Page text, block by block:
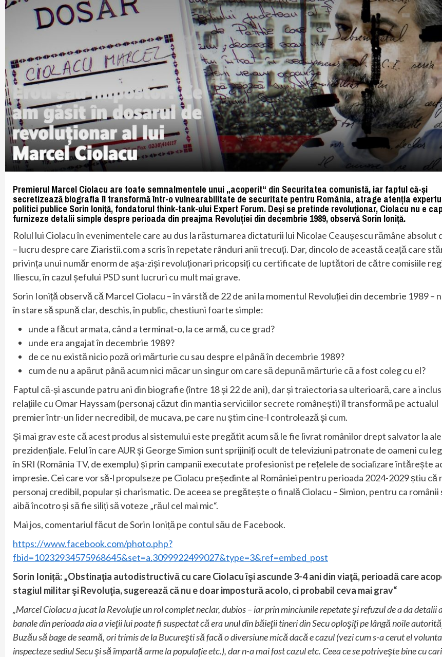
Premierul Marcel Ciolacu are toate semnalmentele unui „acoperit“ din Securitatea comunistă, iar faptul că-și
secretizează biografia îl transformă într-o vulnearabilitate de securitate pentru România, atrage atenția
politici publice Sorin Ioniță, fondatorul think-tank-ului Expert Forum. Deși se pretinde revoluționar, Ciolacu nu e
furnizeze detalii simple despre perioada din preajma Revoluției din decembrie 1989, observă Sorin Ioniță.
Rolul lui Ciolacu în evenimentele care au dus la răsturnarea dictaturii lui Nicolae Ceaușescu rămâne absolut
– lucru despre care Ziaristii.com a scris în repetate rânduri anii trecuți. Dar, dincolo de această ceață care
privința unui număr enorm de așa-ziși revoluționari pricopsiți cu certificate de luptători de către comisiile
Iliescu, în cazul șefului PSD sunt lucruri cu mult mai grave.
Sorin Ioniță observă că Marcel Ciolacu – în vârstă de 22 de ani la momentul Revoluției din decembrie 1989 –
în stare să spună clar, deschis, în public, chestiuni foarte simple:
unde a făcut armata, când a terminat-o, la ce armă, cu ce grad?
unde era angajat în decembrie 1989?
de ce nu există nicio poză ori mărturie cu sau despre el până în decembrie 1989?
cum de nu a apărut până acum nici măcar un singur om care să depună mărturie că a fost coleg cu el?
Faptul că-și ascunde patru ani din biografie (între 18 și 22 de ani), dar și traiectoria sa ulterioară, care a
relațiile cu Omar Hayssam (personaj căzut din mantia serviciilor secrete românești) îl transformă pe actualul
premier într-un lider necredibil, de mucava, pe care nu știm cine-l controlează și cum.
Și mai grav este că acest produs al sistemului este pregătit acum să le fie livrat românilor drept salvator la
prezidențiale. Felul în care AUR și George Simion sunt sprijiniți ocult de televiziuni patronate de oameni cu
în SRI (România TV, de exemplu) și prin campanii executate profesionist pe rețelele de socializare întărește
impresie. Cei care vor să-l propulseze pe Ciolacu președinte al României pentru perioada 2024-2029 știu că
personaj credibil, popular și charismatic. De aceea se pregătește o finală Ciolacu – Simion, pentru ca românii
aibă încotro și să fie siliți să voteze „răul cel mai mic“.
Mai jos, comentariul făcut de Sorin Ioniță pe contul său de Facebook.
https://www.facebook.com/photo.php?
fbid=10232934575968645&set=a.3099922499027&type=3&ref=embed_post
Sorin Ioniță: „Obstinaţia autodistructivă cu care Ciolacu îşi ascunde 3-4 ani din viaţă, perioadă care
stagiul militar şi Revoluţia, sugerează că nu e doar impostură acolo, ci probabil ceva mai grav“
„Marcel Ciolacu a jucat la Revoluţie un rol complet neclar, dubios – iar prin minciunile repetate şi refuzul de a da detalii
banale din perioada aia a vieţii lui poate fi suspectat că era unul din băieţii tineri din Secu oploşiţi pe lângă noile
Buzău să bage de seamă, ori trimis de la Bucureşti să facă o diversiune mică dacă e cazul (vezi cum s-a cerut el
inspecteze sediul Secu şi să împartă arme la populaţie etc.), dar n-a mai fost cazul etc. Ceea ce se potriveşte bine cu